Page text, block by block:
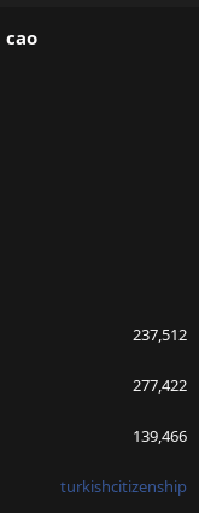
237,512
277,422
139,466
turkishcitizenship